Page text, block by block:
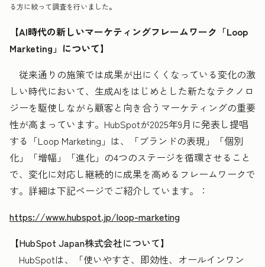
る方に絞って調査を行いました。
【AI時代の新しいマーケティングフレームワーク「Loop
Marketing」について】
従来通りの施策では成果が出にくくなっている変化の激
しい時代において、生成AIをはじめとした新たなテクノロ
ジーを駆使しながら顧客と向き合うマーケティングの重要
性が高まっています。HubSpotが2025年9月に発表し提唱
する「Loop Marketing」は、「ブランドの表現」「個別
化」「増幅」「進化」の4つのステージを循環させること
で、変化に対応し継続的に成果を高めるフレームワークで
す。詳細は下記ページでご紹介しています。：
https://www.hubspot.jp/loop-marketing
【HubSpot Japan株式会社について】
HubSpotは、「使いやすさ、即効性、オールインワン